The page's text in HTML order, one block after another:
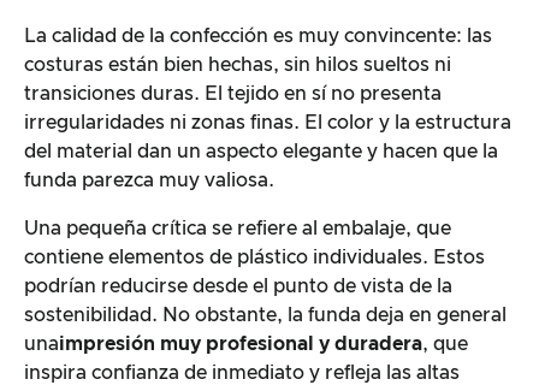
La calidad de la confección es muy convincente: las
costuras están bien hechas, sin hilos sueltos ni
transiciones duras. El tejido en sí no presenta
irregularidades ni zonas finas. El color y la estructura
del material dan un aspecto elegante y hacen que la
funda parezca muy valiosa.
Una pequeña crítica se refiere al embalaje, que
contiene elementos de plástico individuales. Estos
podrían reducirse desde el punto de vista de la
sostenibilidad. No obstante, la funda deja en general
unaimpresión muy profesional y duradera, que
inspira confianza de inmediato y refleja las altas